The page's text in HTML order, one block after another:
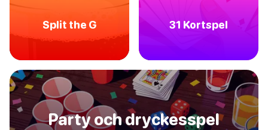
Split the G 31 Kortspel
Party och dryckesspel